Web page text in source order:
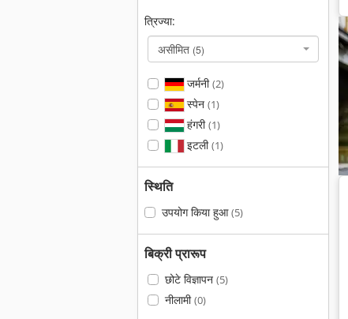
त्रिज्या:
असीमित (5)
जर्मनी(2)
स्पेन (1)
हंगरी(1)
इटली(1)
स्थिति
उपयोग किया हुआ(5)
बिक्री प्रारूप
छोटे विज्ञापन (5)
नीलामी(0)